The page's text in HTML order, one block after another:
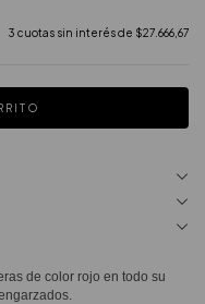
3 cuotas sin interés de $27.666,67
de color rojo en todo su